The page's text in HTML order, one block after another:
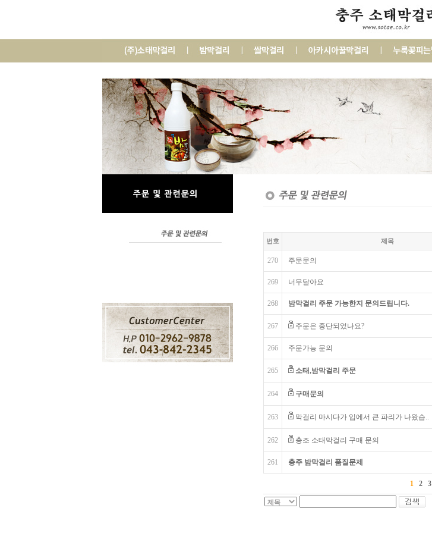
번호 제목
270 주문문의
269 너무달아요
268 밤막걸리 주문 가능한지 문의드립니다.
267 주문은 중단되었나요?
266 주문가능 문의
265 소태,밤막걸리 주문
264 구매문의
263 막걸리 마시다가 입에서 큰 파리가 나왔습..
262 충조 소태막걸리 구매 문의
261 충주 밤막걸리 품질문제
1 2 3